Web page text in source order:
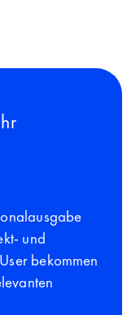
und
bekommen